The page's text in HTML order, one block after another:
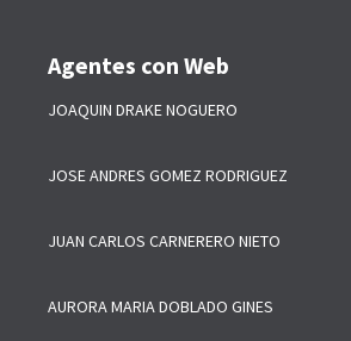
Agentes con Web
JOAQUIN DRAKE NOGUERO
JOSE ANDRES GOMEZ RODRIGUEZ
JUAN CARLOS CARNERERO NIETO
AURORA MARIA DOBLADO GINES